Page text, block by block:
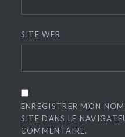
SITE WEB
ENREGISTRER MON
SITE DANS LE
COMMENTAIRE.